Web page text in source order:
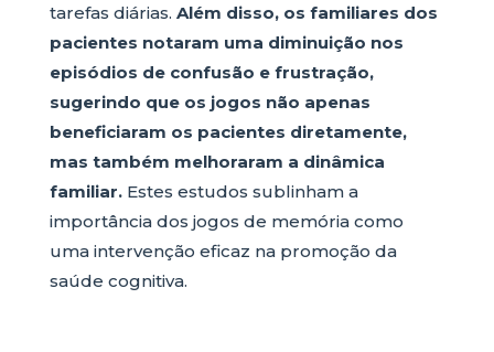
tarefas diárias. Além disso, os familiares dos
pacientes notaram uma diminuição nos
episódios de confusão e frustração,
sugerindo que os jogos não apenas
beneficiaram os pacientes diretamente,
mas também melhoraram a dinâmica
familiar.Estes estudos sublinham a
importância dos jogos de memória como
uma intervenção eficaz na promoção da
saúde cognitiva.